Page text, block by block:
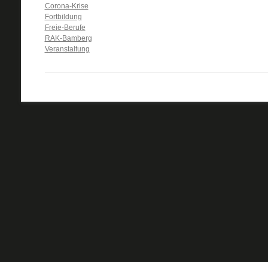
Corona-Krise
Fortbildung
Freie-Berufe
RAK-Bamberg
Veranstaltung